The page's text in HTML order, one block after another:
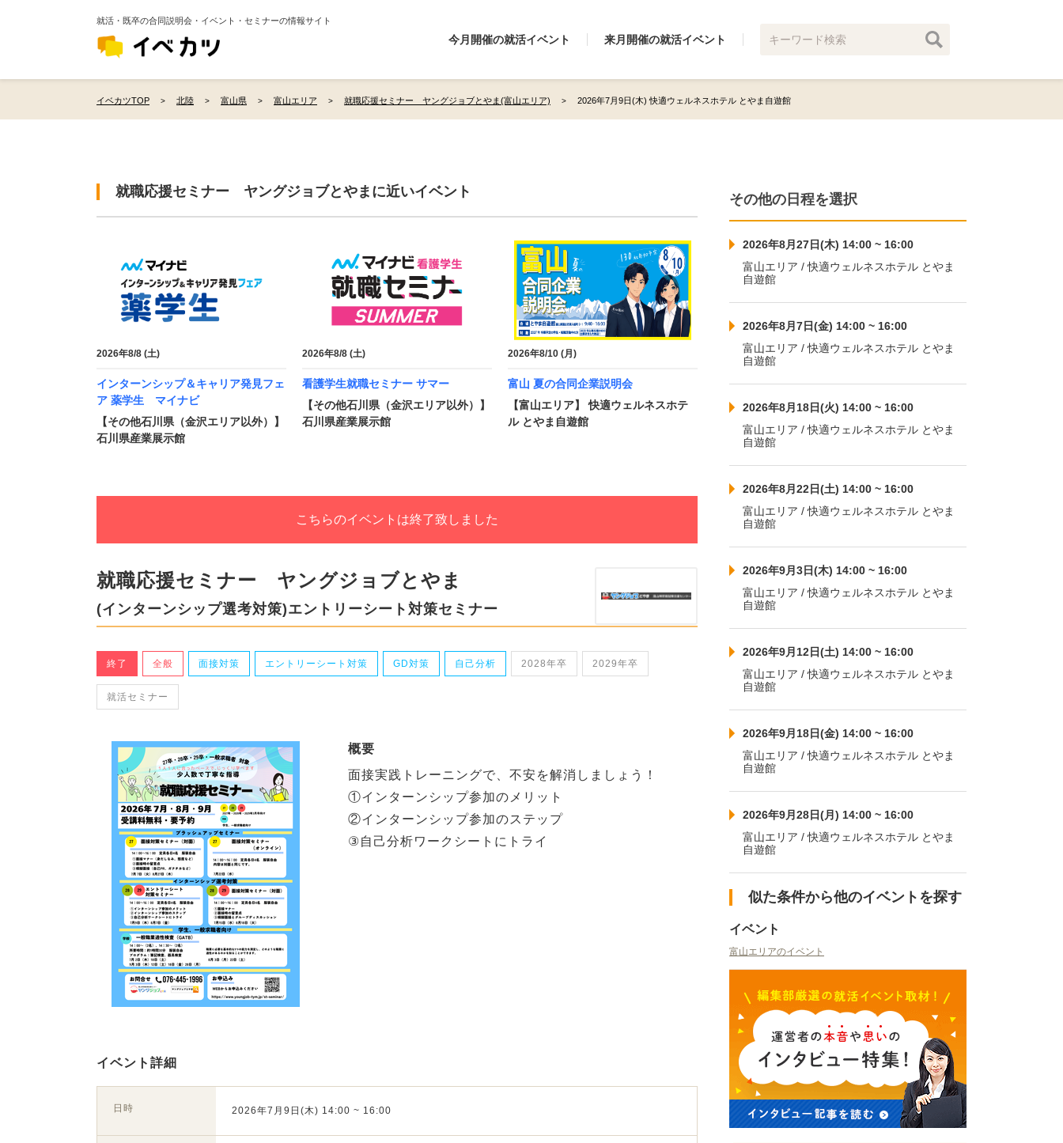
就活・既卒の合同説明会・イベント・セミナーの情報サイト
今月開催の就活イベント 来月開催の就活イベント
イベカツTOP 北陸 富山県 富山エリア 就職応援セミナー ヤングジョブとやま(富山エリア) 2026年7月9日(木) 快適ウェルネスホテル とやま自遊館
就職応援セミナー ヤングジョブとやまに近いイベント
2026年8/8 (土)
インターンシップ＆キャリア発見フェ
ア 薬学生 マイナビ
【その他石川県（金沢エリア以外）】
石川県産業展示館
2026年8/8 (土)
看護学生就職セミナー サマー
【その他石川県（金沢エリア以外）】
石川県産業展示館
2026年8/10 (月)
富山 夏の合同企業説明会
【富山エリア】 快適ウェルネスホテ
ル とやま自遊館
こちらのイベントは終了致しました
就職応援セミナー ヤングジョブとやま
(インターンシップ選考対策)エントリーシート対策セミナー
終了 全般 面接対策 エントリーシート対策 GD対策 自己分析 2028年卒 2029年卒
就活セミナー
概要
面接実践トレーニングで、不安を解消しましょう！
①インターンシップ参加のメリット
②インターンシップ参加のステップ
③自己分析ワークシートにトライ
イベント詳細
日時 2026年7月9日(木) 14:00 ~ 16:00
その他の日程を選択
2026年8月27日(木) 14:00 ~ 16:00
富山エリア / 快適ウェルネスホテル とやま
自遊館
2026年8月7日(金) 14:00 ~ 16:00
富山エリア / 快適ウェルネスホテル とやま
自遊館
2026年8月18日(火) 14:00 ~ 16:00
富山エリア / 快適ウェルネスホテル とやま
自遊館
2026年8月22日(土) 14:00 ~ 16:00
富山エリア / 快適ウェルネスホテル とやま
自遊館
2026年9月3日(木) 14:00 ~ 16:00
富山エリア / 快適ウェルネスホテル とやま
自遊館
2026年9月12日(土) 14:00 ~ 16:00
富山エリア / 快適ウェルネスホテル とやま
自遊館
2026年9月18日(金) 14:00 ~ 16:00
富山エリア / 快適ウェルネスホテル とやま
自遊館
2026年9月28日(月) 14:00 ~ 16:00
富山エリア / 快適ウェルネスホテル とやま
自遊館
似た条件から他のイベントを探す
イベント
富山エリアのイベント